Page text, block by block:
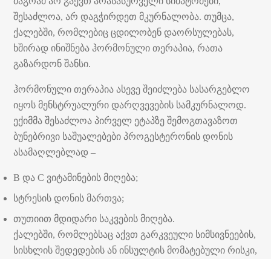
შესაძლოა, არ დაგჭირდეთ მკურნალობა. თუმცა,
ქალებში, რომლებიც ცდილობენ დაორსულებას,
ხშირად ინიშნება ჰორმონული თერაპია, რათა
გაზარდონ შანსი.
ჰორმონული თერაპია ასევე შეიძლება სასარგებლო
იყოს მენსტრუალური დარღვევების სამკურნალოდ.
ექიმმა შესაძლოა პირველ ეტაპზე შემოგთავაზოთ
ბუნებრივი საშუალებები პროგესტერონის დონის
ასამაღლებლად –
B და C ვიტამინების მიღება;
სტრესის დონის მართვა;
თუთიით მდიდარი საკვების მიღება.
ქალებში, რომლებსაც აქვთ გარკვეული სიმსივნეების,
სისხლის შედედების ან ინსულტის მომატებული რისკი,